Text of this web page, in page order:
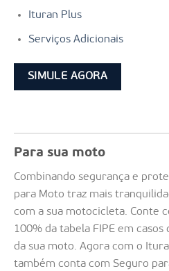
Ituran Plus
Serviços Adicionais
SIMULE AGORA
Para sua moto
Combinando segurança e
para Moto traz mais
com a sua motocicleta. Conte
100% da tabela FIPE em
da sua moto. Agora com o
também conta com Seguro